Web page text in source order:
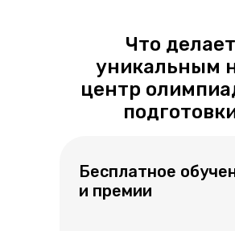
Что делает
уникальным
центр
Бесплатное
и премии